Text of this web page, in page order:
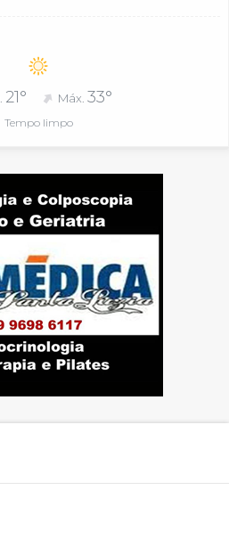
21° Máx.33°
Tempo limpo